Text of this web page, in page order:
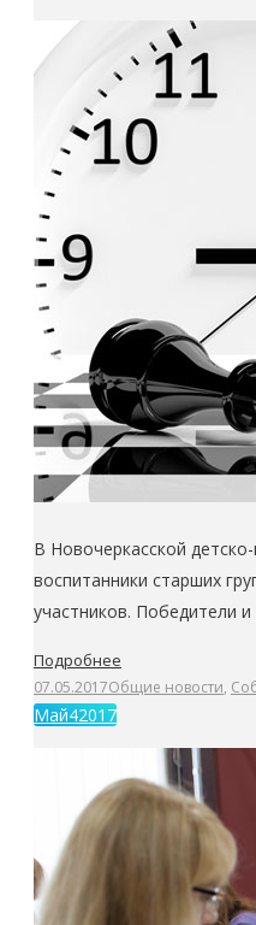
В Новочеркасской
воспитанники старших
участников. Победители
Подробнее
07.05.2017Общие новости,
Май42017